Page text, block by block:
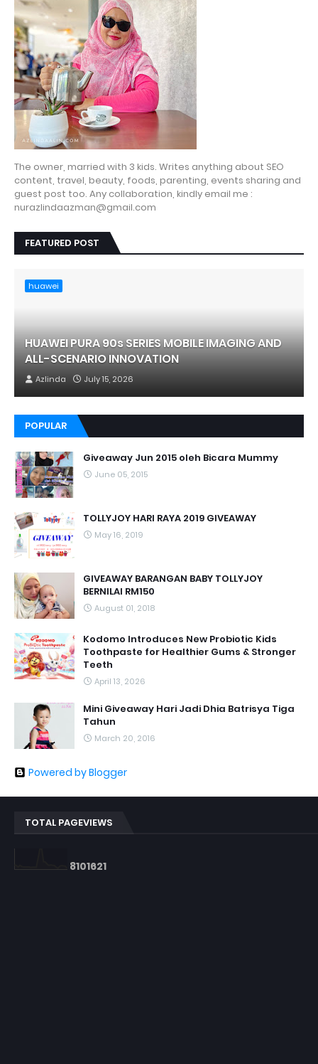
The owner, married with 3 kids. Writes anything about SEO
content, travel, beauty, foods, parenting, events sharing and
guest post too. Any collaboration, kindly email me :
nurazlindaazman@gmail.com
FEATURED POST
huawei
HUAWEI PURA 90s SERIES MOBILE IMAGING AND
ALL-SCENARIO INNOVATION
Azlinda July 15, 2026
POPULAR
Giveaway Jun 2015 oleh Bicara Mummy
June 05, 2015
TOLLYJOY HARI RAYA 2019 GIVEAWAY
May 16, 2019
GIVEAWAY BARANGAN BABY TOLLYJOY
BERNILAI RM150
August 01, 2018
Kodomo Introduces New Probiotic Kids
Toothpaste for Healthier Gums & Stronger
Teeth
April 13, 2026
Mini Giveaway Hari Jadi Dhia Batrisya Tiga
Tahun
March 20, 2016
Powered by Blogger
TOTAL PAGEVIEWS
8101621